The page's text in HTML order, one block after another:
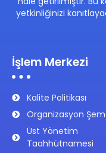
yetkinliğinizi
İşlem Merkezi
Kalite Politikası
Organizasyon
Üst Yönetim
Taahhütnamesi